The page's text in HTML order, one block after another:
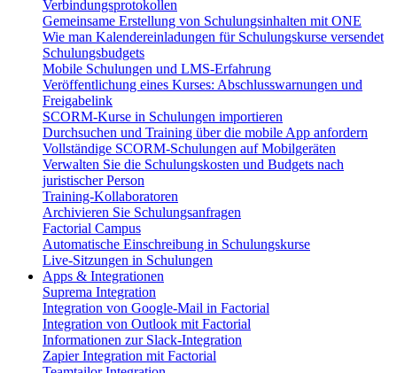
Verbindungsprotokollen
Gemeinsame Erstellung von Schulungsinhalten mit ONE
Wie man Kalendereinladungen für Schulungskurse versendet
Schulungsbudgets
Mobile Schulungen und LMS-Erfahrung
Veröffentlichung eines Kurses: Abschlusswarnungen und
Freigabelink
SCORM-Kurse in Schulungen importieren
Durchsuchen und Training über die mobile App anfordern
Vollständige SCORM-Schulungen auf Mobilgeräten
Verwalten Sie die Schulungskosten und Budgets nach
juristischer Person
Training-Kollaboratoren
Archivieren Sie Schulungsanfragen
Factorial Campus
Automatische Einschreibung in Schulungskurse
Live-Sitzungen in Schulungen
Apps & Integrationen
Suprema Integration
Integration von Google-Mail in Factorial
Integration von Outlook mit Factorial
Informationen zur Slack-Integration
Zapier Integration mit Factorial